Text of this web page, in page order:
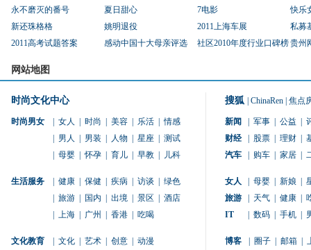
永不磨灭的番号 夏日甜心 7电影
快乐
新还珠格格
姚明退役 2011上海车展
私募
2011高考试题答案
感动中国十大母亲评选 社区2010年度行业口碑榜贵州
网站地图
时尚文化中心
时尚男女 女人 时尚 美容 乐活
情感
男人 男装 人物 星座
测试
母婴 怀孕 育儿 早教 儿科
生活服务 健康 保健 疾病 访谈
绿色
旅游 国内 出境 景区
酒店
上海 广州 香港 吃喝
文化教育 文化 艺术 创意
动漫
搜狐 ChinaRen 焦点
新闻 军事 公益
财经
股票 理财
汽车
购车 家居
女人 母婴 新娘
旅游
天气 健康
IT
数码 手机
博客 圈子 邮箱